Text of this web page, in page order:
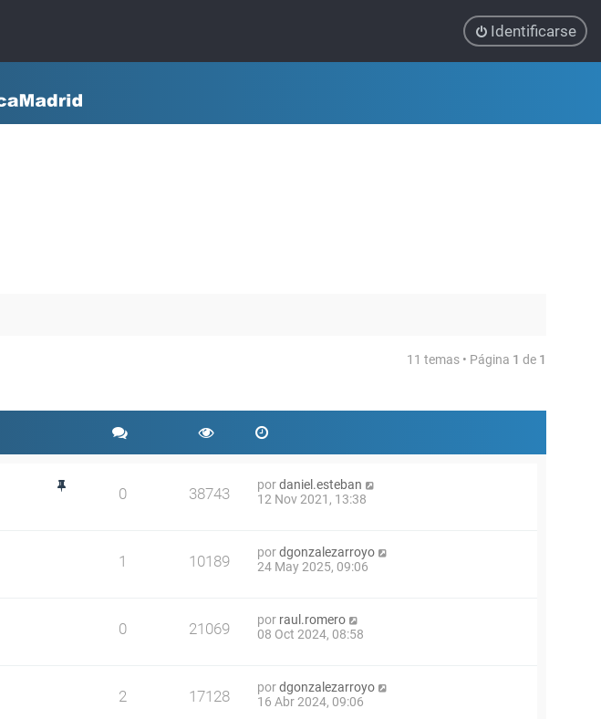
Identificarse
11 temas • Página 1 de 1
0 38743 pordaniel.esteban
12 Nov 2021, 13:38
1 10189 pordgonzalezarroyo
24 May 2025, 09:06
0 21069 por raul.romero
08 Oct 2024, 08:58
2 17128 pordgonzalezarroyo
16 Abr 2024, 09:06